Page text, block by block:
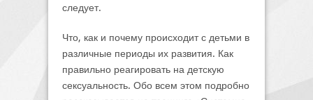
следует.
Что, как и почему происходит с детьми в
различные периоды их развития. Как
правильно реагировать на детскую
сексуальность. Обо всем этом подробно